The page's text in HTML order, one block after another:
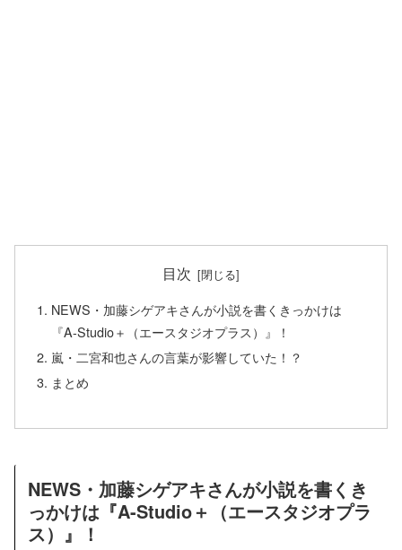
目次
NEWS・加藤シゲアキさんが小説を書くきっかけは
『A-Studio＋（エースタジオプラス）』！
嵐・二宮和也さんの言葉が影響していた！？
まとめ
NEWS・加藤シゲアキさんが小説を書くき
っかけは『A-Studio＋（エースタジオプラ
ス）』！